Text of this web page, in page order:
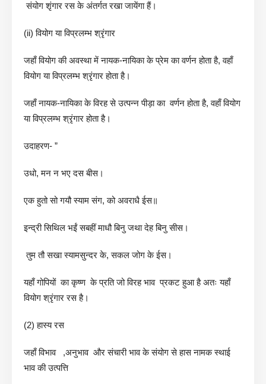
संयोग शृंगार रस के अंतर्गत रखा जायेंगा हैं।
(ii) वियोग या विप्रलम्भ श्रृंगार
जहाँ वियोग की अवस्था में नायक-नायिका के प्रेम का वर्णन होता है, वहाँ
वियोग या विप्रलम्भ श्रृंगार होता है।
जहाँ नायक-नायिका के विरह से उत्पन्न पीड़ा का वर्णन होता है, वहाँ वियोग
या विप्रलम्भ श्रृंगार होता है।
उदाहरण- ”
उधो, मन न भए दस बीस।
एक हुतो सो गयौ स्याम संग, को अवराधै ईस॥
इन्द्री सिथिल भईं सबहीं माधौ बिनु जथा देह बिनु सीस।
तुम तौ सखा स्यामसुन्दर के, सकल जोग के ईस।
यहाँ गोपियों का कृष्ण के प्रति जो विरह भाव प्रकट हुआ है अतः यहाँ
वियोग श्रृंगार रस है।
(2) हास्य रस
जहाँ विभाव ,अनुभाव और संचारी भाव के संयोग से हास नामक स्थाई
भाव की उत्पत्ति